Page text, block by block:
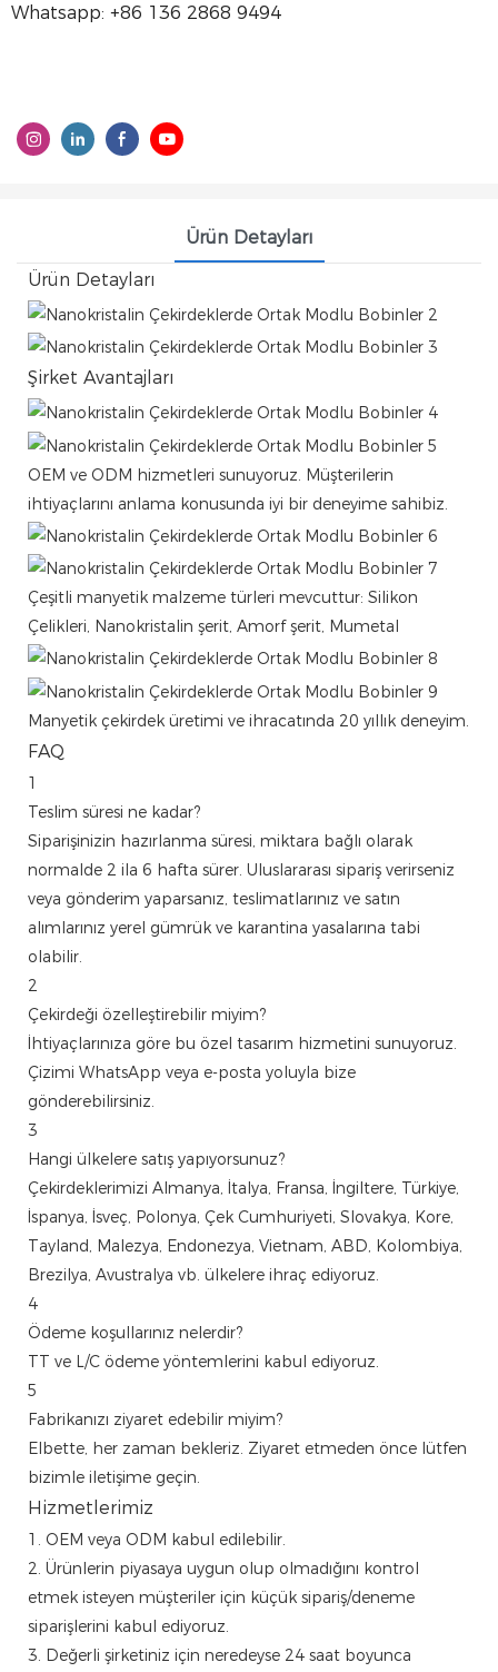
Whatsapp: +86 136 2868 9494
Ürün Detayları
Ürün Detayları
Şirket Avantajları
OEM ve ODM hizmetleri sunuyoruz. Müşterilerin
ihtiyaçlarını anlama konusunda iyi bir deneyime sahibiz.
Çeşitli manyetik malzeme türleri mevcuttur: Silikon
Çelikleri, Nanokristalin şerit, Amorf şerit, Mumetal
Manyetik çekirdek üretimi ve ihracatında 20 yıllık deneyim.
FAQ
1
Teslim süresi ne kadar?
Siparişinizin hazırlanma süresi, miktara bağlı olarak
normalde 2 ila 6 hafta sürer. Uluslararası sipariş verirseniz
veya gönderim yaparsanız, teslimatlarınız ve satın
alımlarınız yerel gümrük ve karantina yasalarına tabi
olabilir.
2
Çekirdeği özelleştirebilir miyim?
İhtiyaçlarınıza göre bu özel tasarım hizmetini sunuyoruz.
Çizimi WhatsApp veya e-posta yoluyla bize
gönderebilirsiniz.
3
Hangi ülkelere satış yapıyorsunuz?
Çekirdeklerimizi Almanya, İtalya, Fransa, İngiltere, Türkiye,
İspanya, İsveç, Polonya, Çek Cumhuriyeti, Slovakya, Kore,
Tayland, Malezya, Endonezya, Vietnam, ABD, Kolombiya,
Brezilya, Avustralya vb. ülkelere ihraç ediyoruz.
4
Ödeme koşullarınız nelerdir?
TT ve L/C ödeme yöntemlerini kabul ediyoruz.
5
Fabrikanızı ziyaret edebilir miyim?
Elbette, her zaman bekleriz. Ziyaret etmeden önce lütfen
bizimle iletişime geçin.
Hizmetlerimiz
1. OEM veya ODM kabul edilebilir.
2. Ürünlerin piyasaya uygun olup olmadığını kontrol
etmek isteyen müşteriler için küçük sipariş/deneme
siparişlerini kabul ediyoruz.
3. Değerli şirketiniz için neredeyse 24 saat boyunca